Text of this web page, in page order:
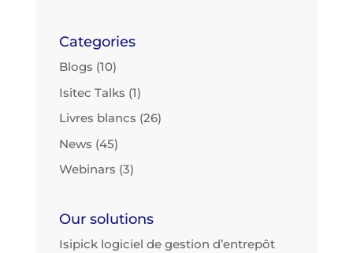
Categories
Blogs (10)
Isitec Talks (1)
Livres blancs (26)
News (45)
Webinars (3)
Our solutions
Isipick logiciel de gestion d’entrepôt